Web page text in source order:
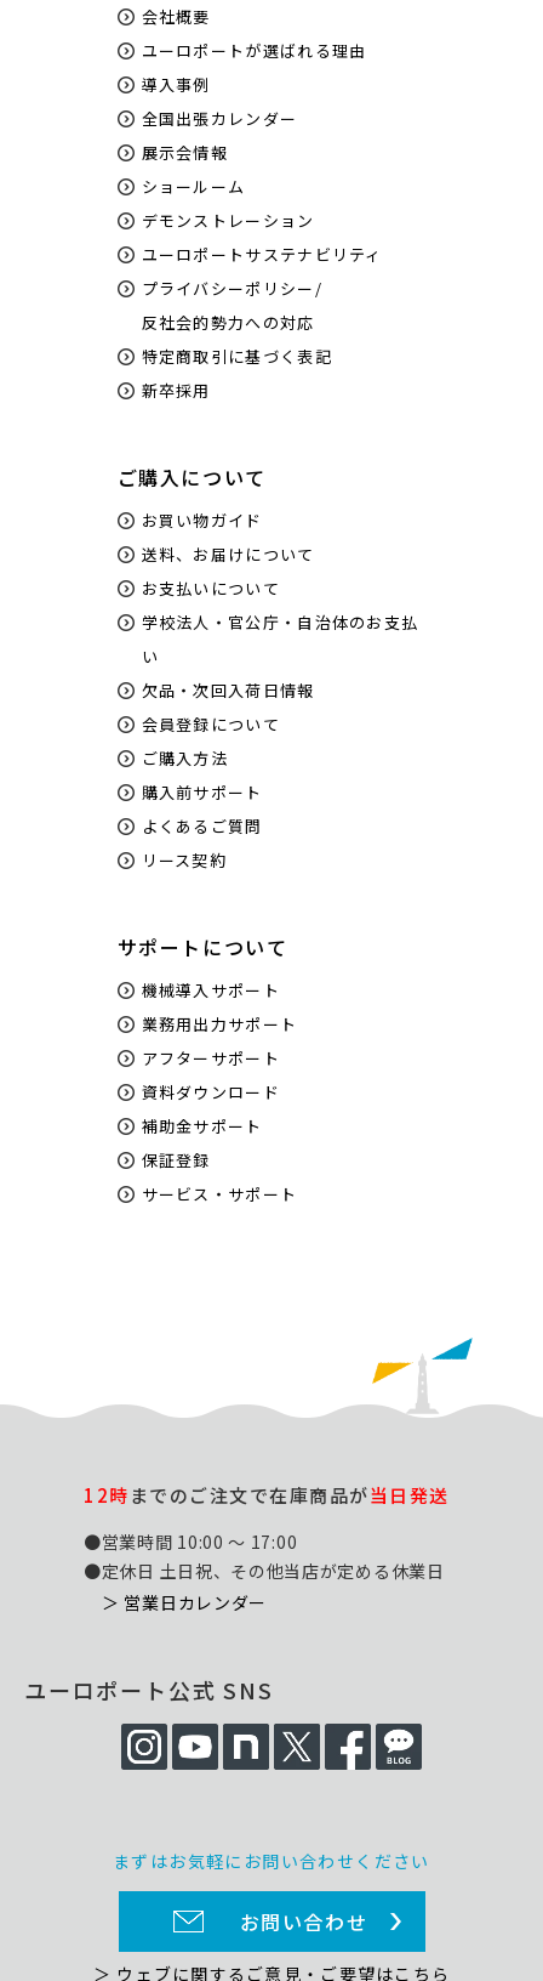
会社概要
ユーロポートが選ばれる理由
導入事例
全国出張カレンダー
展示会情報
ショールーム
デモンストレーション
ユーロポートサステナビリティ
プライバシーポリシー/
反社会的勢力への対応
特定商取引に基づく表記
新卒採用
ご購入について
お買い物ガイド
送料、お届けについて
お支払いについて
学校法人・官公庁・自治体のお支払
い
欠品・次回入荷日情報
会員登録について
ご購入方法
購入前サポート
よくあるご質問
リース契約
サポートについて
機械導入サポート
業務用出力サポート
アフターサポート
資料ダウンロード
補助金サポート
保証登録
サービス・サポート
12時までのご注文で在庫商品が当日発送
●営業時間 10:00 ～ 17:00
●定休日 土日祝、その他当店が定める休業日
＞ 営業日カレンダー
ユーロポート公式 SNS
まずはお気軽にお問い合わせください
お問い合わせ
＞ ウェブに関するご意見・ご要望はこちら